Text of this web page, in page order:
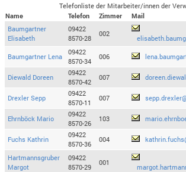
Telefonliste der Mitarbeiter/innen der
Name
Telefon Zimmer
Mail
Baumgartner
Elisabeth
09422
8570-28
002
Baumgartner Lena
09422
8570-34
006
Diewald Doreen
09422
8570-42
007
Drexler Sepp
09422
8570-11
007
Ehrnböck Mario
09422
8570-26
103
Fuchs Kathrin
09422
8570-36
004
Hartmannsgruber
Margot
09422
8570-29
001